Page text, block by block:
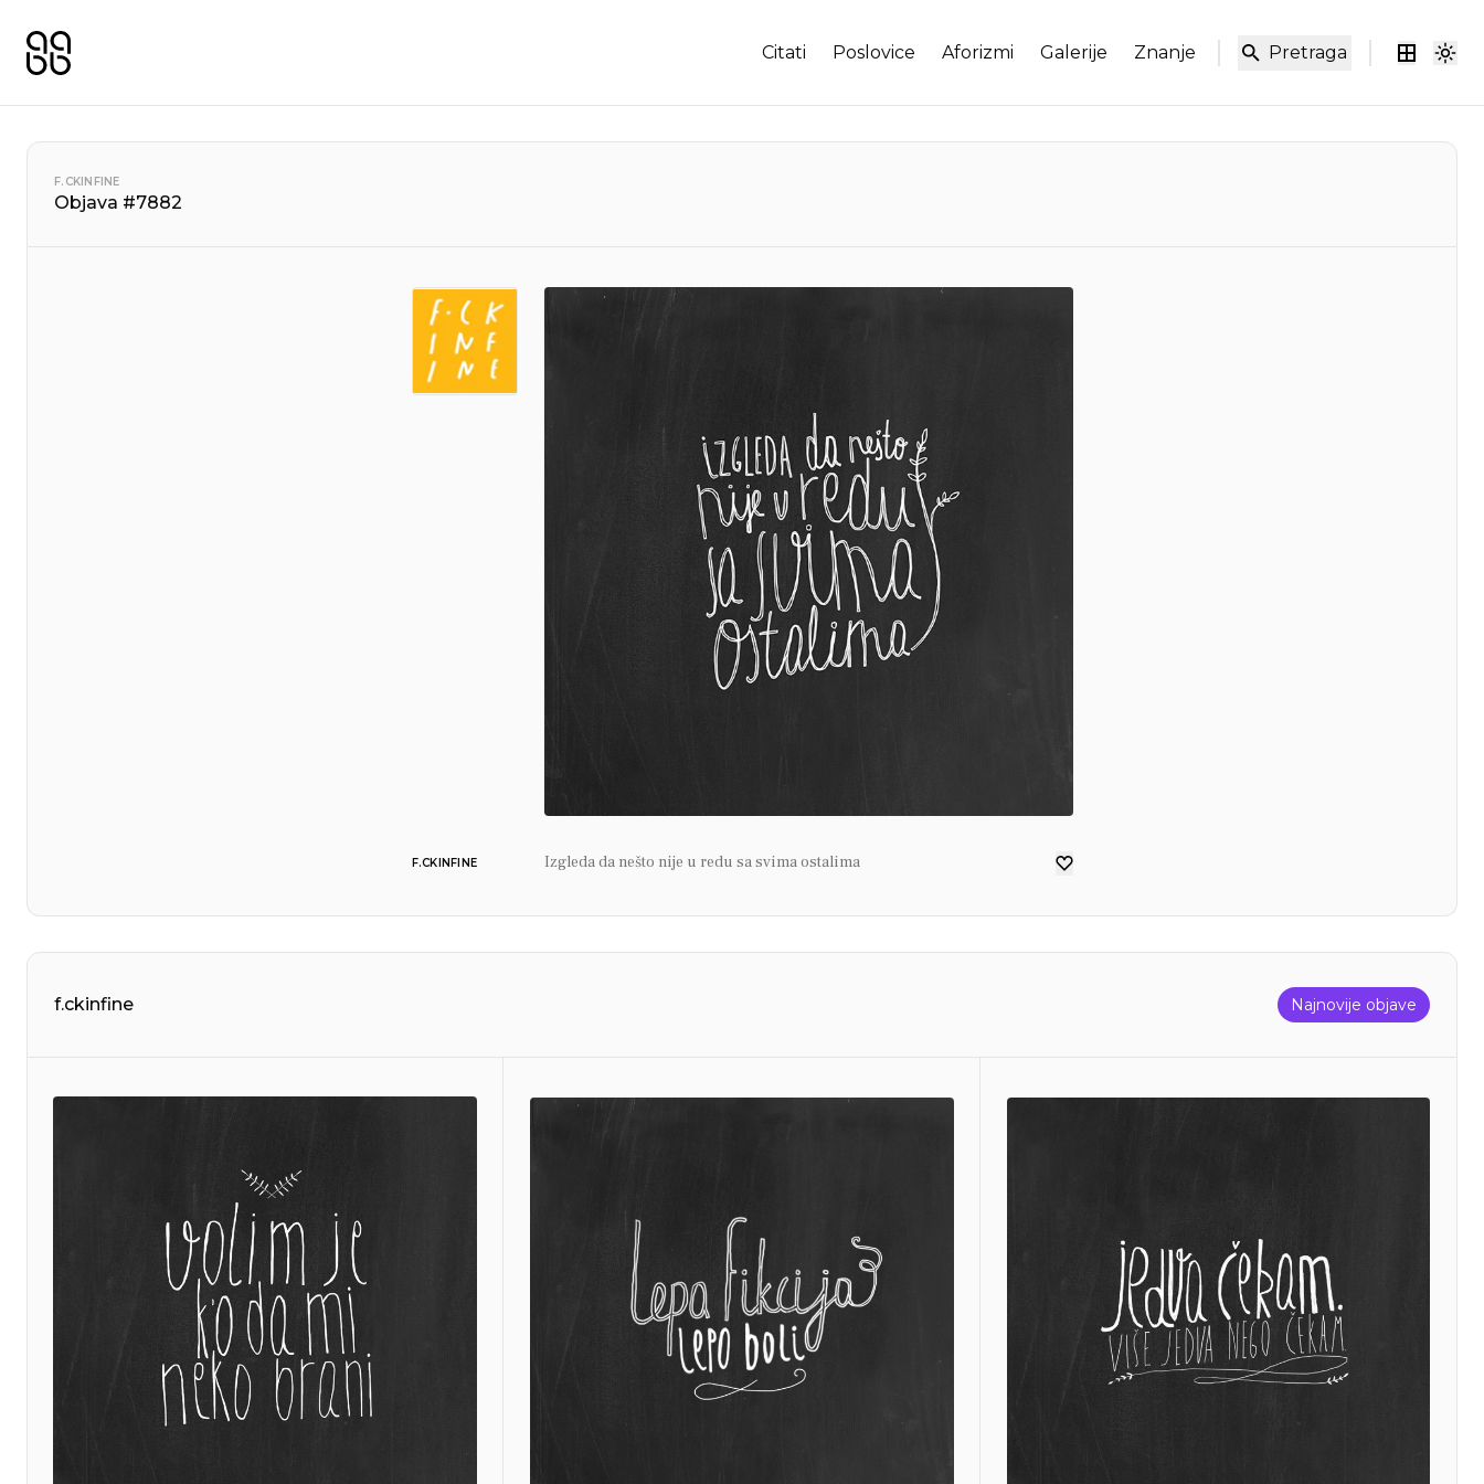
Pretraga
Citati Poslovice Aforizmi Galerije Znanje
F.CKINFINE
Objava #7882
F.CKINFINE Izgleda da nešto nije u redu sa svima ostalima
f.ckinfine Najnovije objave